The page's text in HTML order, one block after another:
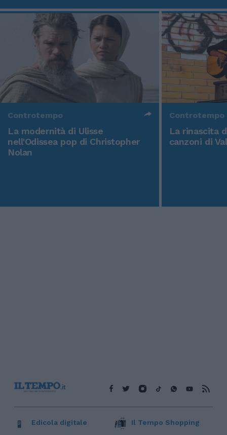
Controtempo
La modernità di Ulisse
nell'Odissea pop di Christopher
Nolan
Controtempo
La rinascita
canzoni di
Edicola digitale Il Tempo Shopping